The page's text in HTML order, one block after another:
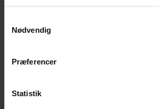
Nødvendig
Præferencer
Statistik